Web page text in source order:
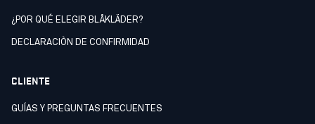
¿POR QUÉ ELEGIR BLÅKLÄDER?
DECLARACIÒN DE CONFIRMIDAD
CLIENTE
GUÍAS Y PREGUNTAS FRECUENTES